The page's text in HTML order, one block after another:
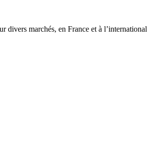
divers marchés, en France et à l’international